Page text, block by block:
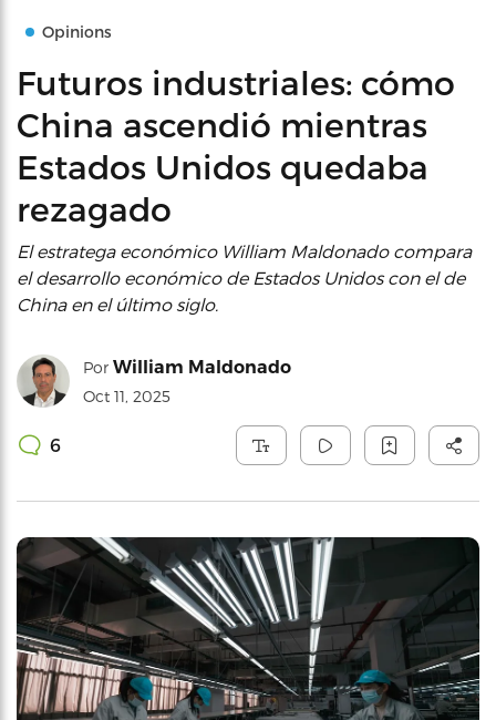
Opinions
Futuros industriales: cómo
China ascendió mientras
Estados Unidos quedaba
rezagado
El estratega económico William Maldonado compara
el desarrollo económico de Estados Unidos con el de
China en el último siglo.
Por William Maldonado
Oct 11, 2025
6